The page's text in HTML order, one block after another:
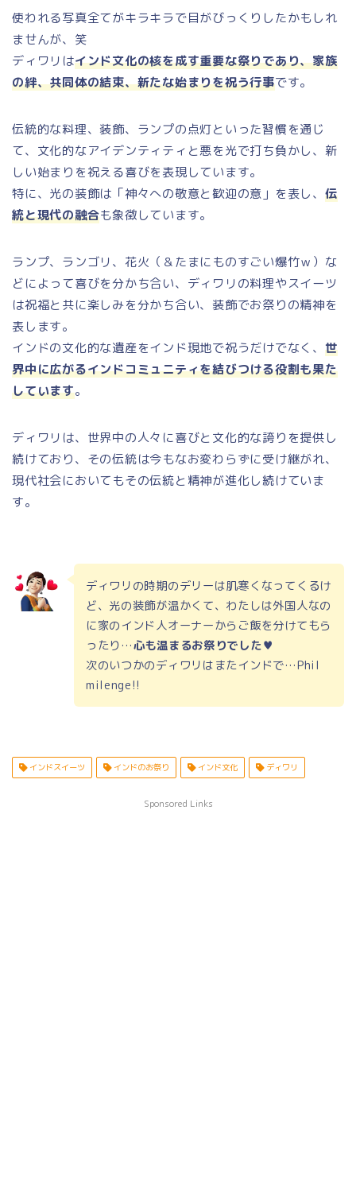
使われる写真全てがキラキラで目がびっくりしたかもしれ
ませんが、笑
ディワリはインド文化の核を成す重要な祭りであり、家族
の絆、共同体の結束、新たな始まりを祝う行事です。
伝統的な料理、装飾、ランプの点灯といった習慣を通じ
て、文化的なアイデンティティと悪を光で打ち負かし、新
しい始まりを祝える喜びを表現しています。
特に、光の装飾は「神々への敬意と歓迎の意」を表し、伝
統と現代の融合も象徴しています。
ランプ、ランゴリ、花火（＆たまにものすごい爆竹ｗ）な
どによって喜びを分かち合い、ディワリの料理やスイーツ
は祝福と共に楽しみを分かち合い、装飾でお祭りの精神を
表します。
インドの文化的な遺産をインド現地で祝うだけでなく、世
界中に広がるインドコミュニティを結びつける役割も果た
しています。
ディワリは、世界中の人々に喜びと文化的な誇りを提供し
続けており、その伝統は今もなお変わらずに受け継がれ、
現代社会においてもその伝統と精神が進化し続けていま
す。
ディワリの時期のデリーは肌寒くなってくるけ
ど、光の装飾が温かくて、わたしは外国人なの
に家のインド人オーナーからご飯を分けてもら
ったり…心も温まるお祭りでした♥
次のいつかのディワリはまたインドで…Phil
milenge!!
インドスイーツ インドのお祭り インド文化 ディワリ
Sponsored Links